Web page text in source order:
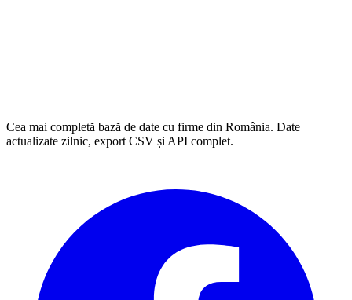
Cea mai completă bază de date cu firme din România. Date
actualizate zilnic, export CSV și API complet.